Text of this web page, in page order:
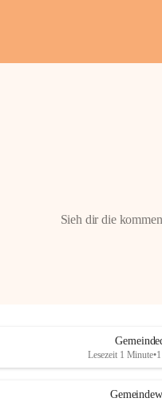
Sieh dir die
Lesezeit 1 Minute•